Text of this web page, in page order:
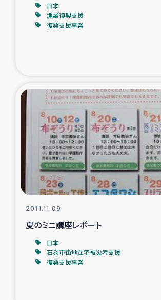
日本
漁業復興支援
復興支援事業
2011.11.09
夏のミニ講座レポート
日本
石巻市街地在宅被災者支援
復興支援事業